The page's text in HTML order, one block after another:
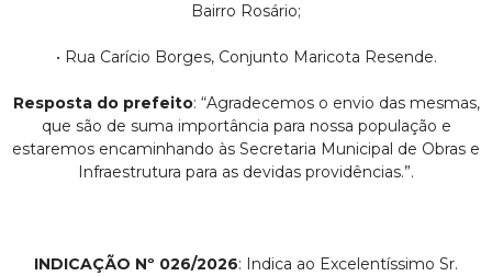
Bairro Rosário;
• Rua Carício Borges, Conjunto Maricota Resende.
Resposta do prefeito: “Agradecemos o envio das mesmas,
que são de suma importância para nossa população e
estaremos encaminhando às Secretaria Municipal de Obras e
Infraestrutura para as devidas providências.”.
INDICAÇÃO Nº 026/2026: Indica ao Excelentíssimo Sr.